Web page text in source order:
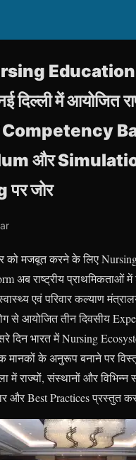
Education
में आयोजित
में Competency
और
जोर
को मजबूत करने के लिए
अब राष्ट्रीय प्राथमिकताओं
एवं परिवार कल्याण
से आयोजित तीन दिवसीय
दिन भारत में Nursing
के अनुरूप बनाने पर
में राज्यों, संस्थानों और विभिन्न
और Best Practices प्रस्तुत कर